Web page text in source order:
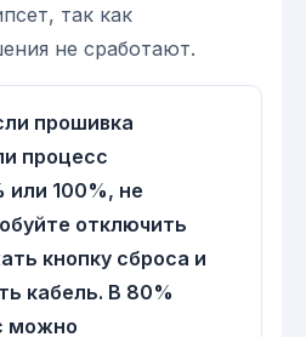
так как
не сработают.
прошивка
процесс
или 100%, не
отключить
кнопку сброса и
кабель. В 80%
можно